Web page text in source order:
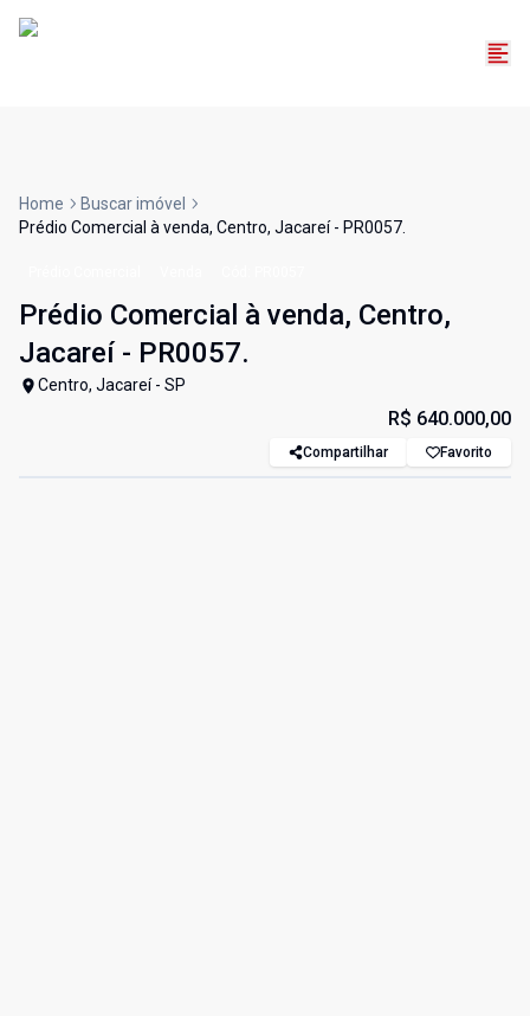
Home
Buscar imóvel
Prédio Comercial à venda, Centro, Jacareí - PR0057.
Prédio Comercial à venda, Centro,
Jacareí - PR0057.
Centro, Jacareí - SP
R$ 640.000,00
Compartilhar Favorito